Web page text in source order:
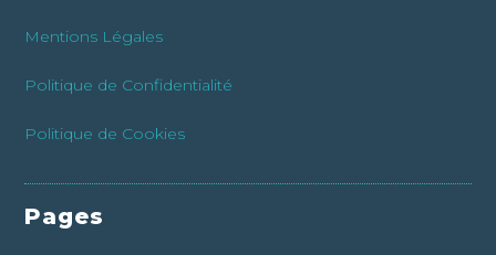
Mentions Légales
Politique de Confidentialité
Politique de Cookies
Pages